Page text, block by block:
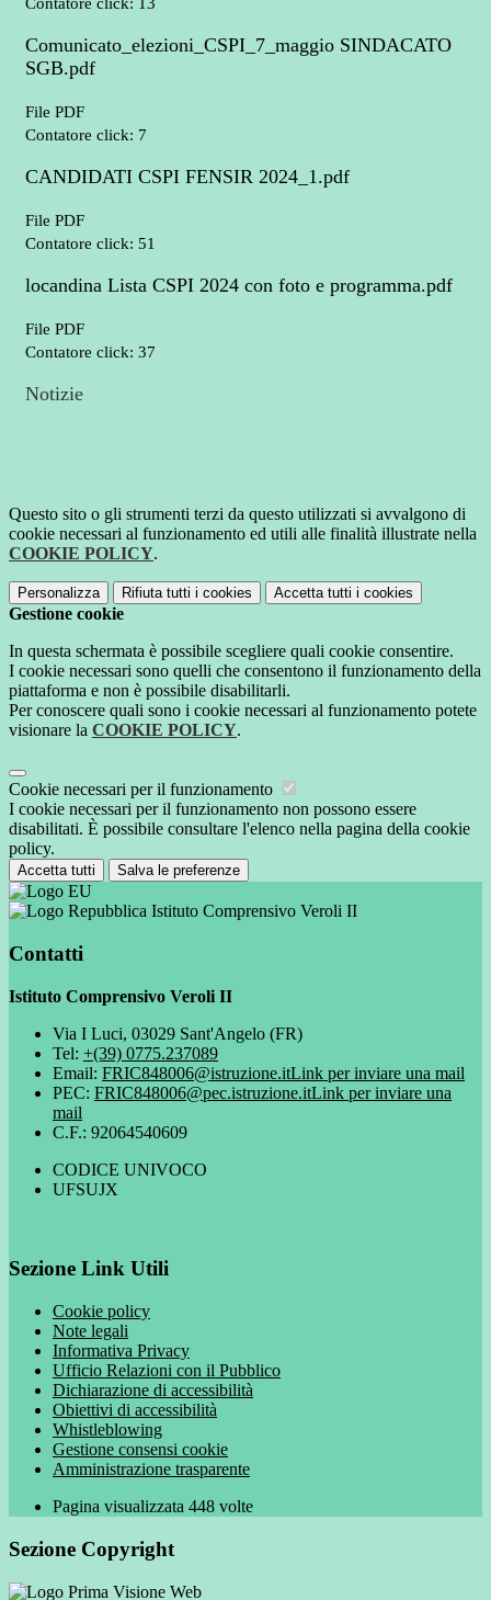
Contatore click: 13
Comunicato_elezioni_CSPI_7_maggio SINDACATO
SGB.pdf
File PDF
Contatore click: 7
CANDIDATI CSPI FENSIR 2024_1.pdf
File PDF
Contatore click: 51
locandina Lista CSPI 2024 con foto e programma.pdf
File PDF
Contatore click: 37
Notizie
Questo sito o gli strumenti terzi da questo utilizzati si avvalgono di
cookie necessari al funzionamento ed utili alle finalità illustrate nella
COOKIE POLICY.
Personalizza Rifiuta tutti i cookies Accetta tutti i cookies
Gestione cookie
In questa schermata è possibile scegliere quali cookie consentire.
I cookie necessari sono quelli che consentono il funzionamento della
piattaforma e non è possibile disabilitarli.
Per conoscere quali sono i cookie necessari al funzionamento potete
visionare la COOKIE POLICY.
Cookie necessari per il funzionamento
I cookie necessari per il funzionamento non possono essere
disabilitati. È possibile consultare l'elenco nella pagina della cookie
policy.
Accetta tutti Salva le preferenze
Istituto Comprensivo Veroli II
Contatti
Istituto Comprensivo Veroli II
Via I Luci, 03029 Sant'Angelo (FR)
Tel: +(39) 0775.237089
Email: FRIC848006@istruzione.itLink per inviare una mail
PEC: FRIC848006@pec.istruzione.itLink per inviare una
mail
C.F.: 92064540609
CODICE UNIVOCO
UFSUJX
Sezione Link Utili
Cookie policy
Note legali
Informativa Privacy
Ufficio Relazioni con il Pubblico
Dichiarazione di accessibilità
Obiettivi di accessibilità
Whistleblowing
Gestione consensi cookie
Amministrazione trasparente
Pagina visualizzata 448 volte
Sezione Copyright